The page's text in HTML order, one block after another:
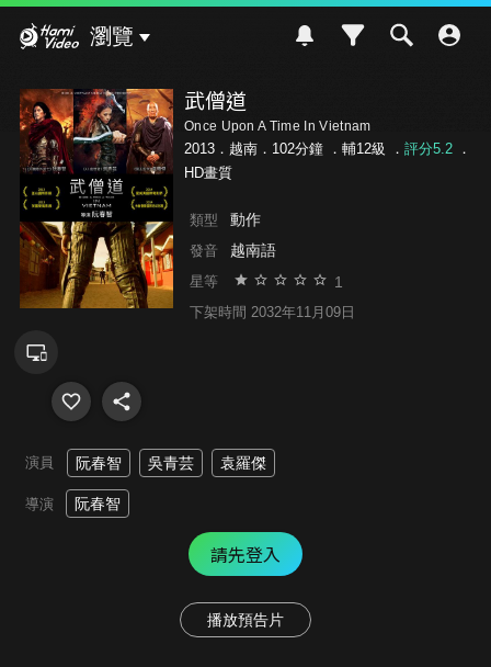
瀏覽
武僧道
Once Upon A Time In Vietnam
2013．越南．102分鐘 ． 輔12級 ． 評分5.2．
HD畫質
類型 動作
發音 越南語
星等 1
下架時間 2032年11月09日
演員 阮春智 吳青芸 袁羅傑
導演 阮春智
請先登入
播放預告片